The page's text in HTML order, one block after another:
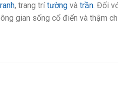
, trang trítường và trần. Đối
gian sống cổ điển và thậm